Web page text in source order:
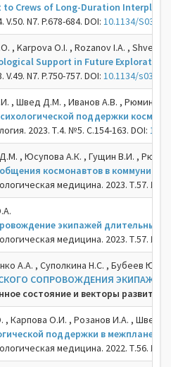
to Crews of Long-Duration
N7. P.678-684. DOI: 10.1134/
, Karpova O.I. , Rozanov I.A. , Shved
Support in Future Exploration
N7. P.750-757. DOI: 10.1134/
, Швед Д.М. , Иванов А.В. , Рюмин
поддержки
2023. Т.4. №5. С.154-163. DOI:
, Юсупова А.К. , Гущин В.И. ,
космонавтов в
медицина. 2023. Т.57. №4.
экипажей длительных
медицина. 2023. Т.57. №5.
А.А. , Суполкина Н.С. , Бубеев Ю.А.
СОПРОВОЖДЕНИЯ ЭКИПАЖЕЙ
состояние и векторы
Карпова О.И. , Розанов И.А. , Швед
поддержки в
медицина. 2022. Т.56. №5.